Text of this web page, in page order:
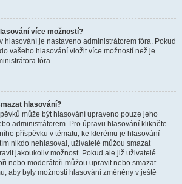
více možností?
hlasování je nastaveno administrátorem fóra. Pokud
vašeho hlasování vložit více možností než je
fóra.
hlasování?
může být hlasování upraveno pouze jeho
administrátorem. Pro úpravu hlasování klikněte
příspěvku v tématu, ke kterému je hlasování
nikdo nehlasoval, uživatelé můžou smazat
jakoukoliv možnost. Pokud ale již uživatelé
nebo moderátoři můžou upravit nebo smazat
aby byly možnosti hlasování změněny v ještě